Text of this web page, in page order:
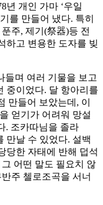
년 개인 가마 ‘우일
를 만들어 냈다. 특히
주, 제기(祭器)등 전
하고 변용한 도자를 빚
들며 여러 기물을 보고
중이었다. 달 항아리를
만들어 보았는데, 이
얻기가 어려워 망설
. 조카따님을 졸라
만날 수 있었다. 설백
당한 자태에 반해 덥석
어떤 말도 필요치 않
주 첼로조곡을 서너